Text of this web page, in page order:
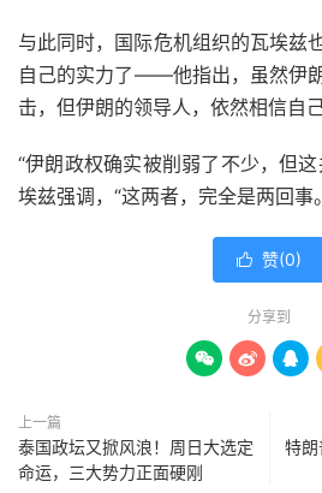
与此同时，国际危机组织的瓦埃兹
自己的实力了——他指出，虽然伊
击，但伊朗的领导人，依然相信自
“伊朗政权确实被削弱了不少，但
埃兹强调，“这两者，完全是两回事
 赞(0)
分享到
  
上一篇
泰国政坛又掀风浪！周日大选定
命运，三大势力正面硬刚
特朗